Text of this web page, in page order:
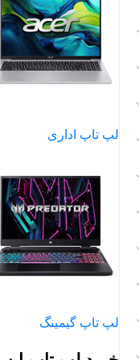
لپ تاپ اداری
لپ تاپ گیمینگ